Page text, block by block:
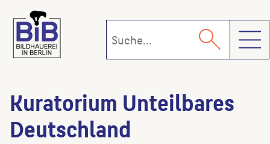
Kuratorium Unteilbares
Deutschland